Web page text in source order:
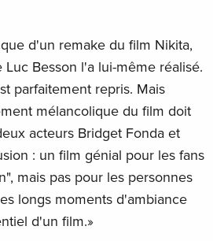
d'un remake du film Nikita,
Besson l'a lui-même réalisé.
parfaitement repris. Mais
mélancolique du film doit
acteurs Bridget Fonda et
: un film génial pour les fans
mais pas pour les personnes
longs moments d'ambiance
d'un film.»